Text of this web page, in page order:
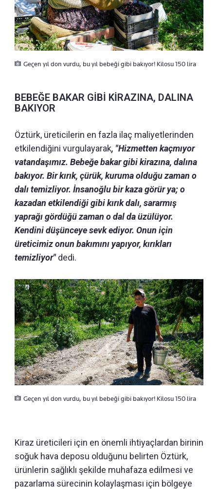
Geçen yıl don vurdu, bu yıl bebeği gibi bakıyor! Kilosu 150 lira
BEBEĞE BAKAR GİBİ KİRAZINA, DALINA
BAKIYOR
Öztürk, üreticilerin en fazla ilaç maliyetlerinden
etkilendiğini vurgulayarak, "Hizmetten kaçmıyor
vatandaşımız. Bebeğe bakar gibi kirazına, dalına
bakıyor. Bir kırık, çürük, kuruma olduğu zaman o
dalı temizliyor. İnsanoğlu bir kaza görür ya; o
kazadan etkilendiği gibi kırık dalı, sararmış
yaprağı gördüğü zaman o dal da üzülüyor.
Kendini düşünceye sevk ediyor. Onun için
üreticimiz onun bakımını yapıyor, kırıkları
temizliyor"dedi.
Geçen yıl don vurdu, bu yıl bebeği gibi bakıyor! Kilosu 150 lira
Kiraz üreticileri için en önemli ihtiyaçlardan birinin
soğuk hava deposu olduğunu belirten Öztürk,
ürünlerin sağlıklı şekilde muhafaza edilmesi ve
pazarlama sürecinin kolaylaşması için bölgeye